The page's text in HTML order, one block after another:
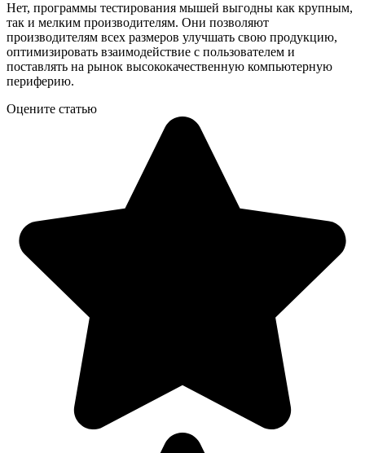
Нет, программы тестирования мышей выгодны как крупным,
так и мелким производителям. Они позволяют
производителям всех размеров улучшать свою продукцию,
оптимизировать взаимодействие с пользователем и
поставлять на рынок высококачественную компьютерную
периферию.
Оцените статью